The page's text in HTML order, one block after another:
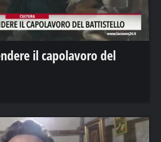
il capolavoro del